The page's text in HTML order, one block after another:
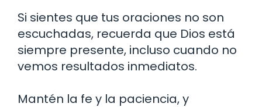
Si sientes que tus oraciones no son
escuchadas, recuerda que Dios está
siempre presente, incluso cuando no
vemos resultados inmediatos.
Mantén la fe y la paciencia, y